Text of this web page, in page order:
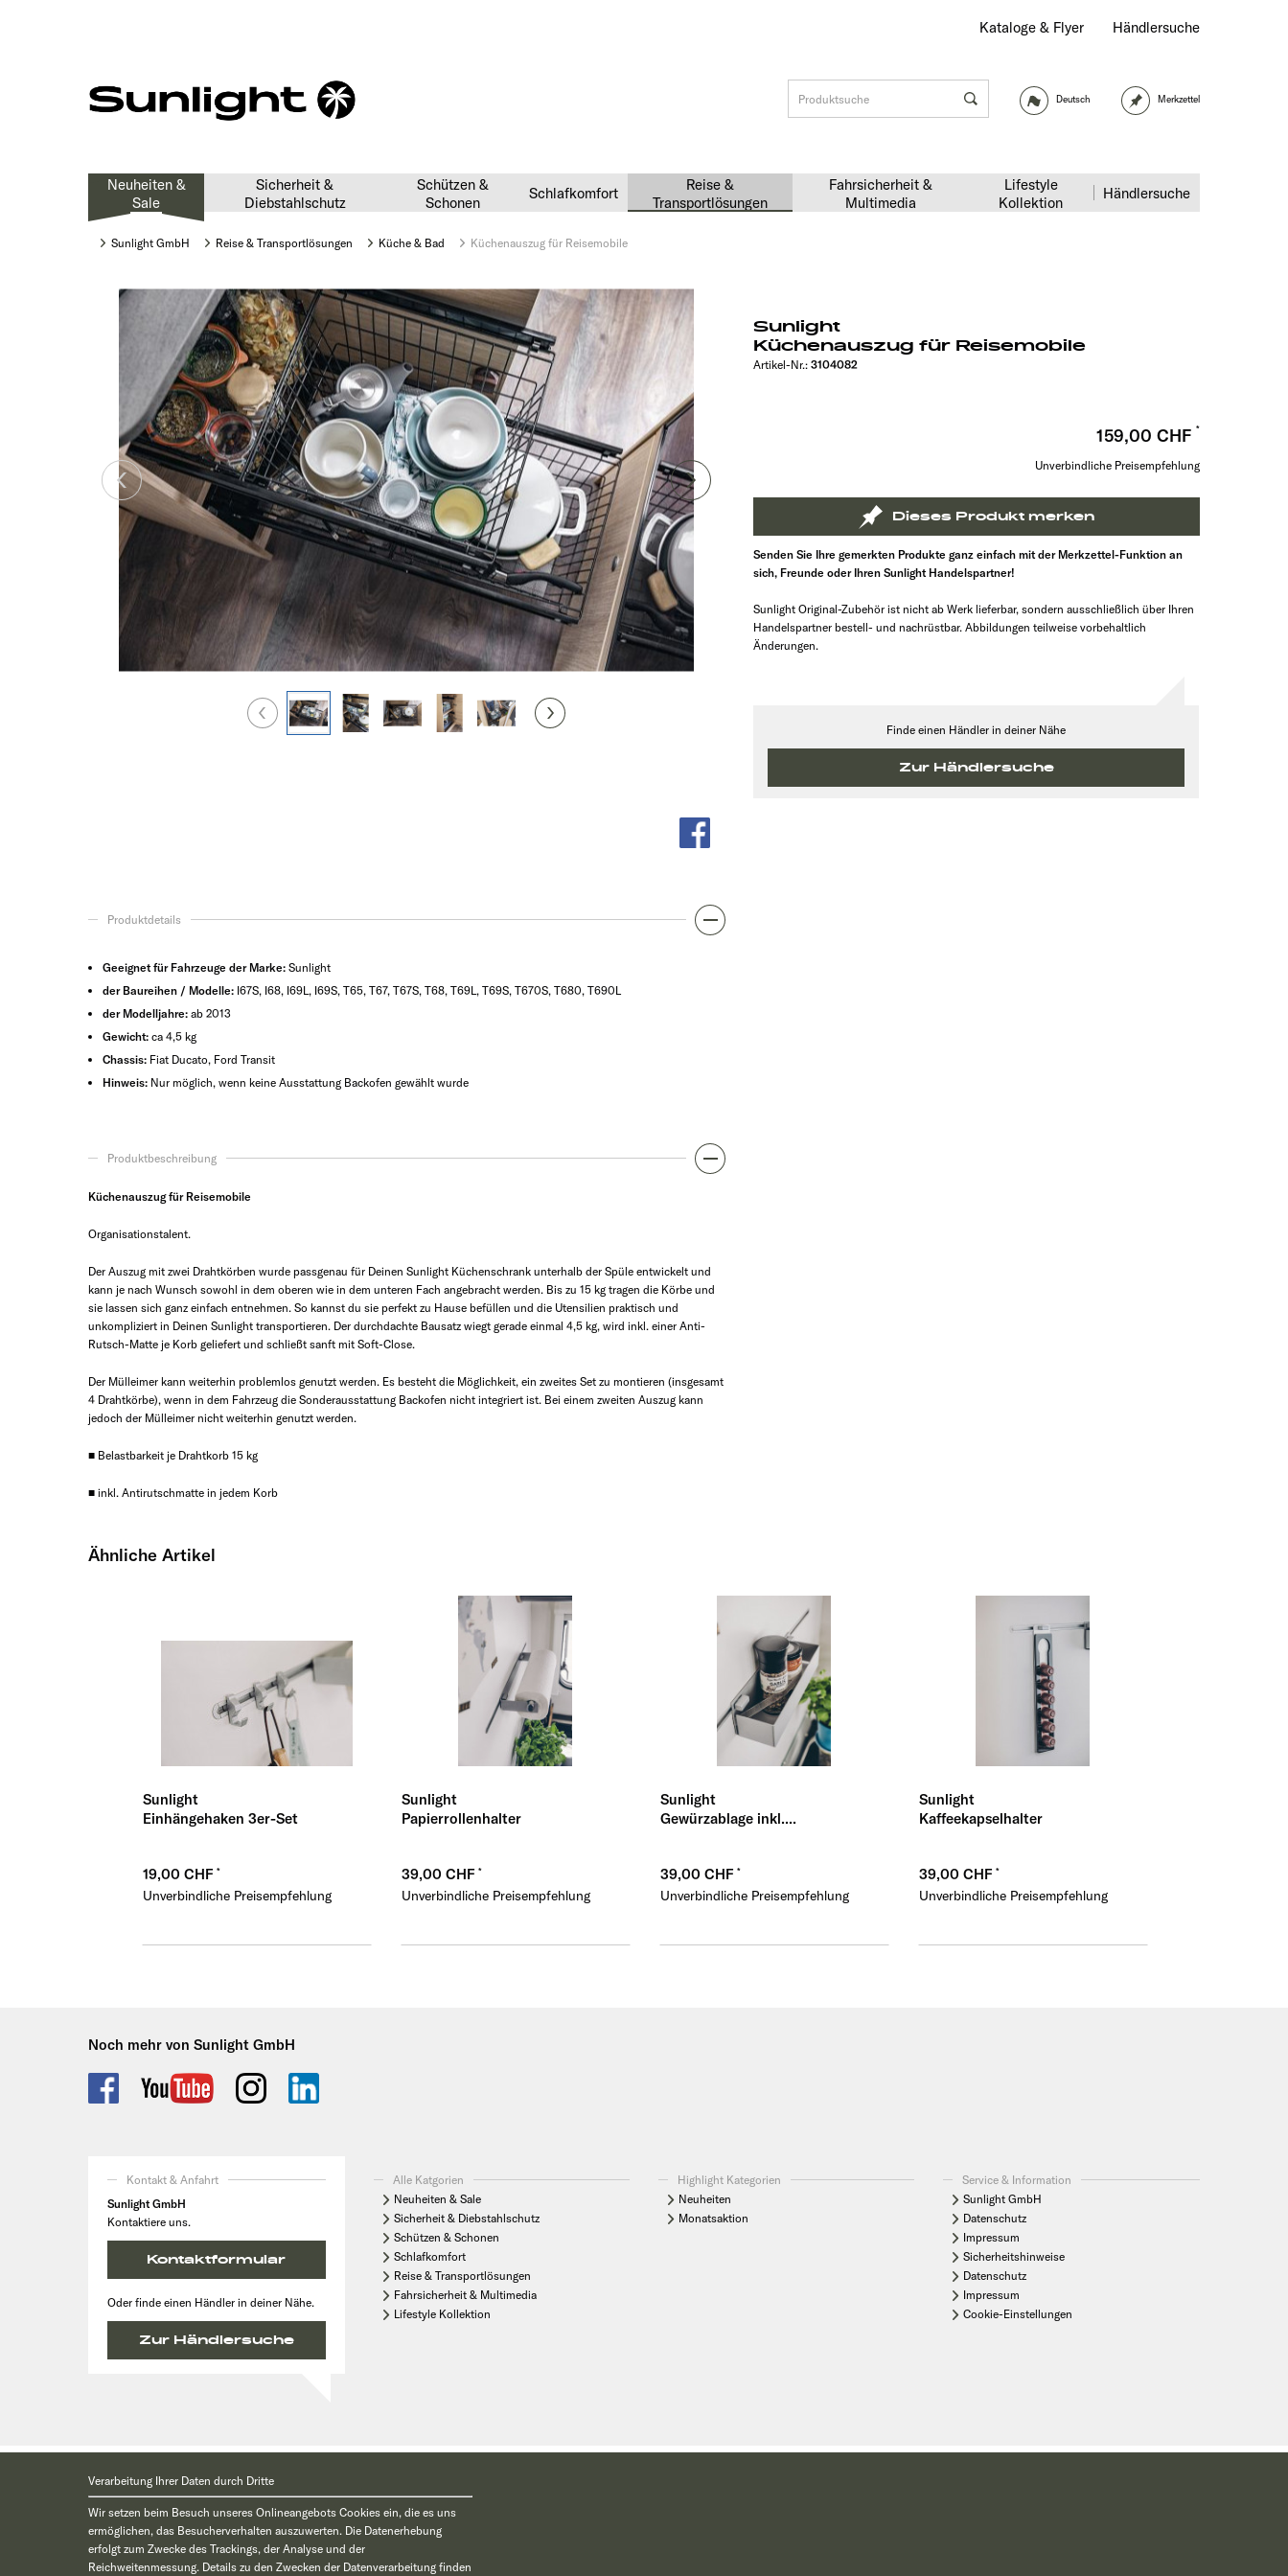
Kataloge & Flyer Händlersuche
Deutsch Merkzettel
Neuheiten &
Sale
Sicherheit &
Diebstahlschutz
Schützen &
Schonen
Schlafkomfort
Reise &
Transportlösungen
Fahrsicherheit &
Multimedia
Lifestyle
Kollektion
Händlersuche
Sunlight GmbH Reise & Transportlösungen Küche & Bad Küchenauszug für Reisemobile
Sunlight
Küchenauszug für Reisemobile
Artikel-Nr.:3104082
159,00 CHF
Unverbindliche Preisempfehlung
Dieses Produkt merken
Senden Sie Ihre gemerkten Produkte ganz einfach mit der Merkzettel-Funktion an
sich, Freunde oder Ihren Sunlight Handelspartner!
Sunlight Original-Zubehör ist nicht ab Werk lieferbar, sondern ausschließlich über Ihren
Handelspartner bestell- und nachrüstbar. Abbildungen teilweise vorbehaltlich
Änderungen.
Finde einen Händler in deiner Nähe
Zur Händlersuche
Produktdetails
Geeignet für Fahrzeuge der Marke: Sunlight
der Baureihen / Modelle: I67S, I68, I69L, I69S, T65, T67, T67S, T68, T69L, T69S, T670S, T680, T690L
der Modelljahre: ab 2013
Gewicht: ca 4,5 kg
Chassis: Fiat Ducato, Ford Transit
Hinweis: Nur möglich, wenn keine Ausstattung Backofen gewählt wurde
Produktbeschreibung
Küchenauszug für Reisemobile
Organisationstalent.
Der Auszug mit zwei Drahtkörben wurde passgenau für Deinen Sunlight Küchenschrank unterhalb der Spüle entwickelt und
kann je nach Wunsch sowohl in dem oberen wie in dem unteren Fach angebracht werden. Bis zu 15 kg tragen die Körbe und
sie lassen sich ganz einfach entnehmen. So kannst du sie perfekt zu Hause befüllen und die Utensilien praktisch und
unkompliziert in Deinen Sunlight transportieren. Der durchdachte Bausatz wiegt gerade einmal 4,5 kg, wird inkl. einer Anti-
Rutsch-Matte je Korb geliefert und schließt sanft mit Soft-Close.
Der Mülleimer kann weiterhin problemlos genutzt werden. Es besteht die Möglichkeit, ein zweites Set zu montieren (insgesamt
4 Drahtkörbe), wenn in dem Fahrzeug die Sonderausstattung Backofen nicht integriert ist. Bei einem zweiten Auszug kann
jedoch der Mülleimer nicht weiterhin genutzt werden.
■ Belastbarkeit je Drahtkorb 15 kg
■ inkl. Antirutschmatte in jedem Korb
Ähnliche Artikel
Sunlight
Einhängehaken 3er-Set
19,00 CHF
Unverbindliche Preisempfehlung
Sunlight
Papierrollenhalter
39,00 CHF
Unverbindliche Preisempfehlung
Sunlight
Gewürzablage inkl....
39,00 CHF
Unverbindliche Preisempfehlung
Sunlight
Kaffeekapselhalter
39,00 CHF
Unverbindliche Preisempfehlung
Noch mehr von Sunlight GmbH
Kontakt & Anfahrt
Sunlight GmbH
Kontaktiere uns.
Kontaktformular
Oder finde einen Händler in deiner Nähe.
Zur Händlersuche
Alle Katgorien
Neuheiten & Sale
Sicherheit & Diebstahlschutz
Schützen & Schonen
Schlafkomfort
Reise & Transportlösungen
Fahrsicherheit & Multimedia
Lifestyle Kollektion
Highlight Kategorien
Neuheiten
Monatsaktion
Service & Information
Sunlight GmbH
Datenschutz
Impressum
Sicherheitshinweise
Datenschutz
Impressum
Cookie-Einstellungen
Verarbeitung Ihrer Daten durch Dritte
Wir setzen beim Besuch unseres Onlineangebots Cookies ein, die es uns
ermöglichen, das Besucherverhalten auszuwerten. Die Datenerhebung
erfolgt zum Zwecke des Trackings, der Analyse und der
Reichweitenmessung. Details zu den Zwecken der Datenverarbeitung finden